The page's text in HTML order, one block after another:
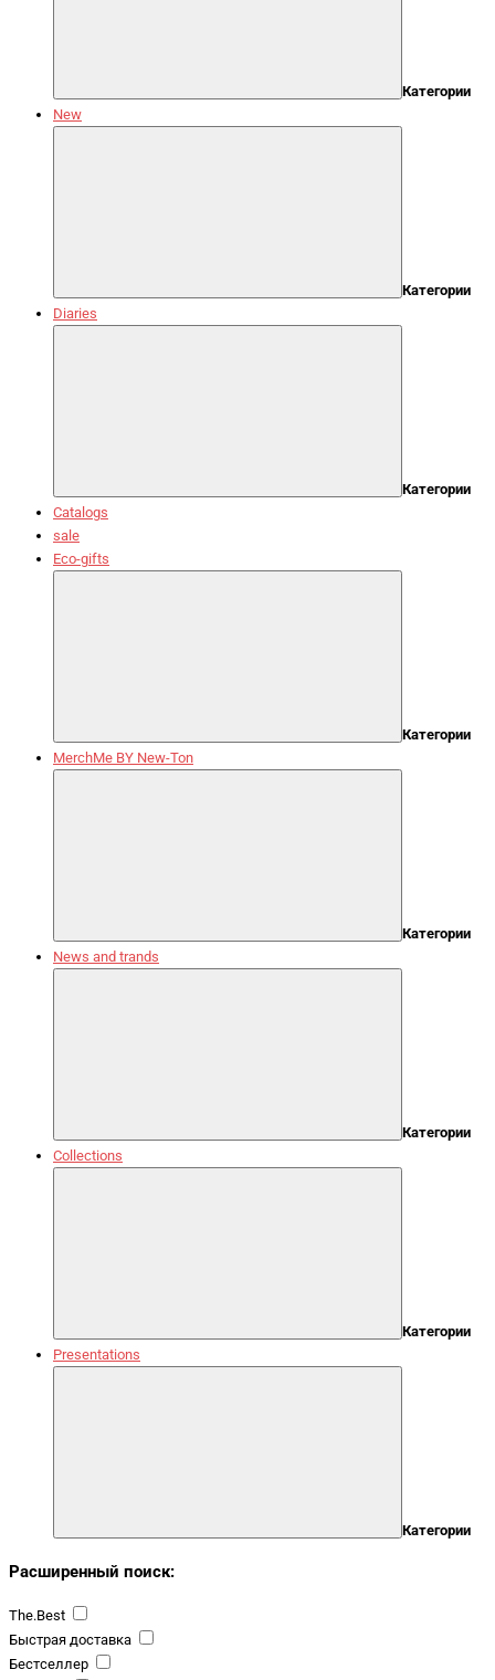
Категории
New
Категории
Diaries
Категории
Catalogs
sale
Eco-gifts
Категории
MerchMe BY New-Ton
Категории
News and trands
Категории
Collections
Категории
Presentations
Категории
Расширенный поиск:
The.Best
Быстрая доставка
Бестселлер